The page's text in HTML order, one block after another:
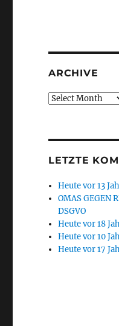
ARCHIVE
Archive
LETZTE
Heute vor 13
OMAS
DSGVO
Heute vor 18
Heute vor 10
Heute vor 17